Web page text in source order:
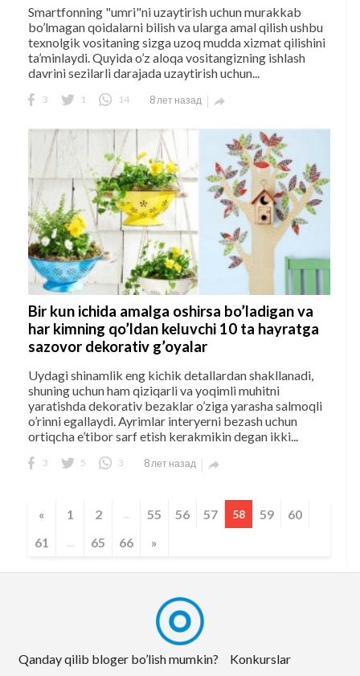
Smartfonning "umri"ni uzaytirish uchun murakkab
bo’lmagan qoidalarni bilish va ularga amal qilish ushbu
texnolgik vositaning sizga uzoq mudda xizmat qilishini
ta’minlaydi. Quyida o’z aloqa vositangizning ishlash
davrini sezilarli darajada uzaytirish uchun...
3 1 14 8 лет назад 
Bir kun ichida amalga oshirsa bo’ladigan va
har kimning qo’ldan keluvchi 10 ta hayratga
sazovor dekorativ g’oyalar
Uydagi shinamlik eng kichik detallardan shakllanadi,
shuning uchun ham qiziqarli va yoqimli muhitni
yaratishda dekorativ bezaklar o’ziga yarasha salmoqli
o’rinni egallaydi. Ayrimlar interyerni bezash uchun
ortiqcha e’tibor sarf etish kerakmikin degan ikki...
3 5 3 8 лет назад 
« 1 2 ... 55 56 57 58 59
60
61
... 65 66 »
Qanday qilib bloger bo’lish mumkin? Konkurslar